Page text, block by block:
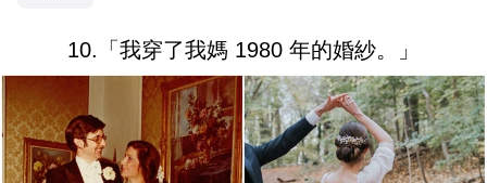
10.「我穿了我媽 1980 年的婚紗。」